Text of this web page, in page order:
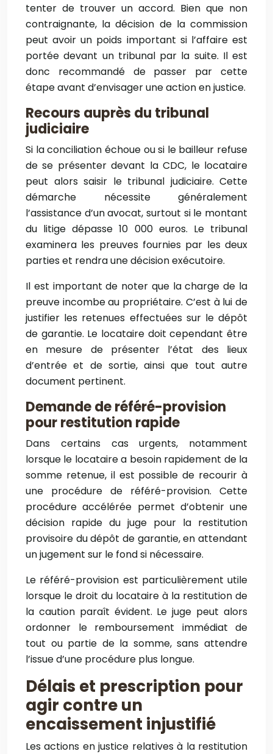
tenter de trouver un accord. Bien que non
contraignante, la décision de la commission
peut avoir un poids important si l’affaire est
portée devant un tribunal par la suite. Il est
donc recommandé de passer par cette
étape avant d’envisager une action en justice.
Recours auprès du tribunal
judiciaire
Si la conciliation échoue ou si le bailleur refuse
de se présenter devant la CDC, le locataire
peut alors saisir le tribunal judiciaire. Cette
démarche nécessite généralement
l’assistance d’un avocat, surtout si le montant
du litige dépasse 10 000 euros. Le tribunal
examinera les preuves fournies par les deux
parties et rendra une décision exécutoire.
Il est important de noter que la charge de la
preuve incombe au propriétaire. C’est à lui de
justifier les retenues effectuées sur le dépôt
de garantie. Le locataire doit cependant être
en mesure de présenter l’état des lieux
d’entrée et de sortie, ainsi que tout autre
document pertinent.
Demande de référé-provision
pour restitution rapide
Dans certains cas urgents, notamment
lorsque le locataire a besoin rapidement de la
somme retenue, il est possible de recourir à
une procédure de référé-provision. Cette
procédure accélérée permet d’obtenir une
décision rapide du juge pour la restitution
provisoire du dépôt de garantie, en attendant
un jugement sur le fond si nécessaire.
Le référé-provision est particulièrement utile
lorsque le droit du locataire à la restitution de
la caution paraît évident. Le juge peut alors
ordonner le remboursement immédiat de
tout ou partie de la somme, sans attendre
l’issue d’une procédure plus longue.
Délais et prescription pour
agir contre un
encaissement injustifié
Les actions en justice relatives à la restitution